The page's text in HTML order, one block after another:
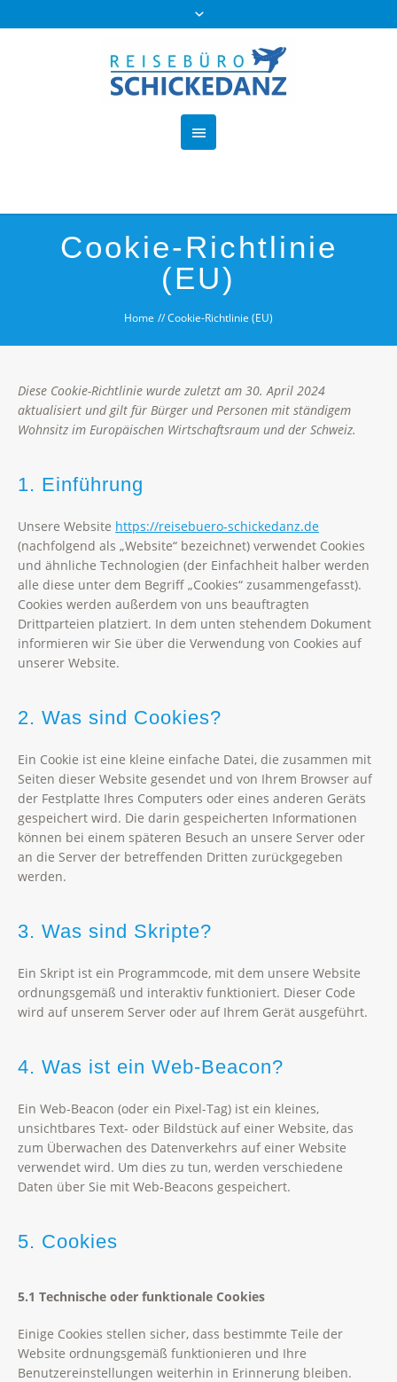
Cookie-Richtlinie
(EU)
Home //Cookie-Richtlinie (EU)
Diese Cookie-Richtlinie wurde zuletzt am 30. April 2024
aktualisiert und gilt für Bürger und Personen mit ständigem
Wohnsitz im Europäischen Wirtschaftsraum und der Schweiz.
1. Einführung
Unsere Website https://reisebuero-schickedanz.de
(nachfolgend als „Website“ bezeichnet) verwendet Cookies
und ähnliche Technologien (der Einfachheit halber werden
alle diese unter dem Begriff „Cookies“ zusammengefasst).
Cookies werden außerdem von uns beauftragten
Drittparteien platziert. In dem unten stehendem Dokument
informieren wir Sie über die Verwendung von Cookies auf
unserer Website.
2. Was sind Cookies?
Ein Cookie ist eine kleine einfache Datei, die zusammen mit
Seiten dieser Website gesendet und von Ihrem Browser auf
der Festplatte Ihres Computers oder eines anderen Geräts
gespeichert wird. Die darin gespeicherten Informationen
können bei einem späteren Besuch an unsere Server oder
an die Server der betreffenden Dritten zurückgegeben
werden.
3. Was sind Skripte?
Ein Skript ist ein Programmcode, mit dem unsere Website
ordnungsgemäß und interaktiv funktioniert. Dieser Code
wird auf unserem Server oder auf Ihrem Gerät ausgeführt.
4. Was ist ein Web-Beacon?
Ein Web-Beacon (oder ein Pixel-Tag) ist ein kleines,
unsichtbares Text- oder Bildstück auf einer Website, das
zum Überwachen des Datenverkehrs auf einer Website
verwendet wird. Um dies zu tun, werden verschiedene
Daten über Sie mit Web-Beacons gespeichert.
5. Cookies
5.1 Technische oder funktionale Cookies
Einige Cookies stellen sicher, dass bestimmte Teile der
Website ordnungsgemäß funktionieren und Ihre
Benutzereinstellungen weiterhin in Erinnerung bleiben.